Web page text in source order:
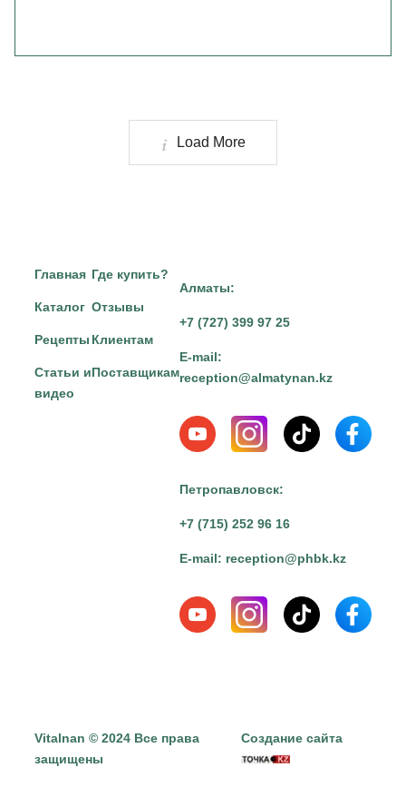
Load More
Главная
Каталог
Рецепты
Статьи и
видео
Где купить?
Отзывы
Клиентам
Поставщикам
Алматы:
+7 (727) 399 97 25
E-mail:
reception@almatynan.kz
Петропавловск:
+7 (715) 252 96 16
E-mail: reception@phbk.kz
Vitalnan © 2024 Все права
защищены
Создание сайта